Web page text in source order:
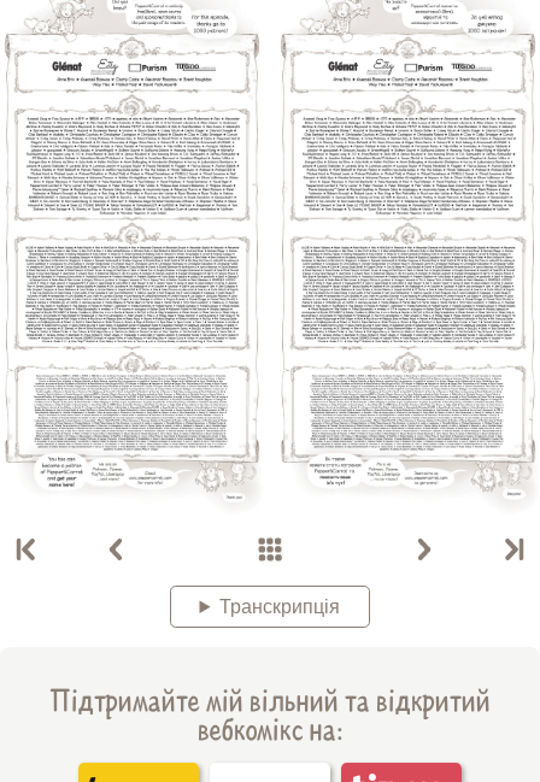
Транскрипція
Підтримайте мій вільний та відкритий
вебкомікс на: